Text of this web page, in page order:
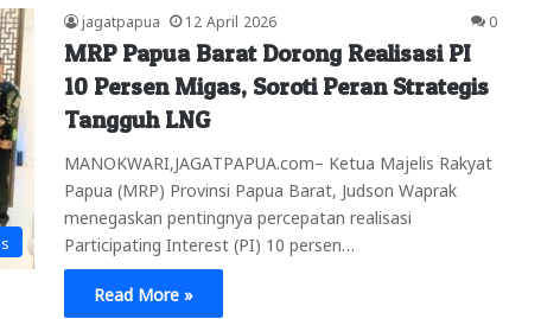
jagatpapua 12 April 2026 0
MRP Papua Barat Dorong Realisasi PI
10 Persen Migas, Soroti Peran Strategis
Tangguh LNG
MANOKWARI,JAGATPAPUA.com– Ketua Majelis Rakyat
Papua (MRP) Provinsi Papua Barat, Judson Waprak
menegaskan pentingnya percepatan realisasi
Participating Interest (PI) 10 persen…
Read More »